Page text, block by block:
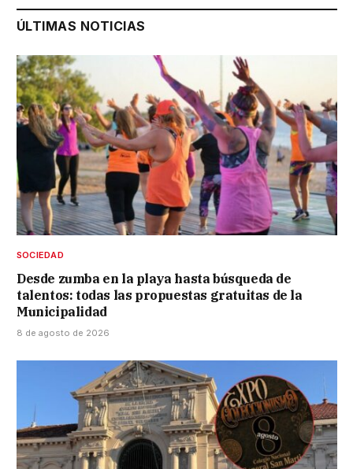
ÚLTIMAS NOTICIAS
SOCIEDAD
Desde zumba en la playa hasta búsqueda de
talentos: todas las propuestas gratuitas de la
Municipalidad
8 de agosto de 2026